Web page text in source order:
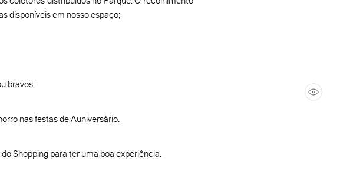
disponíveis em nosso espaço;
bravos;
nas festas de Auniversário.
Shopping para ter uma boa experiência.